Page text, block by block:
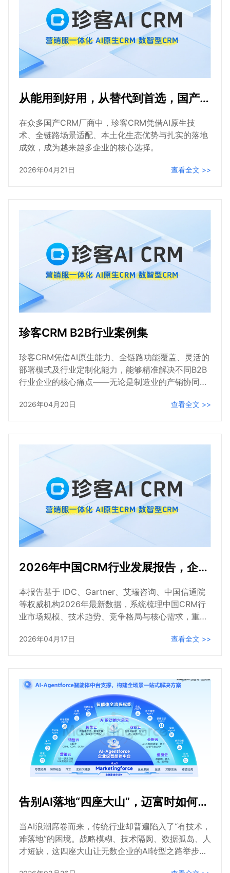
从能用到好用，从替代到首选，国产CRM为什么要选珍客CRM
在众多国产CRM厂商中，珍客CRM凭借AI原生技
术、全链路场景适配、本土化生态优势与扎实的落地
成效，成为越来越多企业的核心选择。
2026年04月21日 查看全文 >>
珍客CRM B2B行业案例集
珍客CRM凭借AI原生能力、全链路功能覆盖、灵活的
部署模式及行业定制化能力，能够精准解决不同B2B
行业企业的核心痛点——无论是制造业的产销协同、
管控、集团企业的跨区域协同，珍客CRM都能通
化转型落地。覆盖大中小全规模企业，提供全链路解
决方案。
2026年04月20日 查看全文 >>
2026年中国CRM行业发展报告，企业精准选型AI CRM指南
本报告基于 IDC、Gartner、艾瑞咨询、中国信通院
等权威机构2026年最新数据，系统梳理中国CRM行
业市场规模、技术趋势、竞争格局与核心需求，重点
价值。结论显示：2026年中国CRM市场规模将突破
配” 为核心定位，聚焦长周期项目、大客户管理与跨
系统协同痛点，已服务21万+企业，成为B2B领域AIC
RM标杆产品。
2026年04月17日 查看全文 >>
告别AI落地“四座大山”，迈富时如何为企业增长注入确定性？
当AI浪潮席卷而来，传统行业却普遍陷入了“有技术，
难落地”的困境。战略模糊、技术隔阂、数据孤岛、人
才短缺，这四座大山让无数企业的AI转型之路举步维